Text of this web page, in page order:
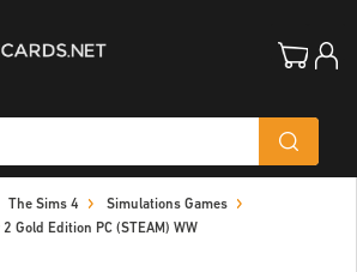
The Sims 4
Simulations Games
Gold Edition PC (STEAM) WW